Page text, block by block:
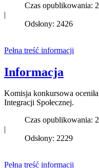
Czas opublikowania:
|
Odsłony: 2426
Pełna treść informacji
Informacja
Komisja konkursowa
Integracji Społecznej.
Czas opublikowania:
|
Odsłony: 2229
Pełna treść informacji